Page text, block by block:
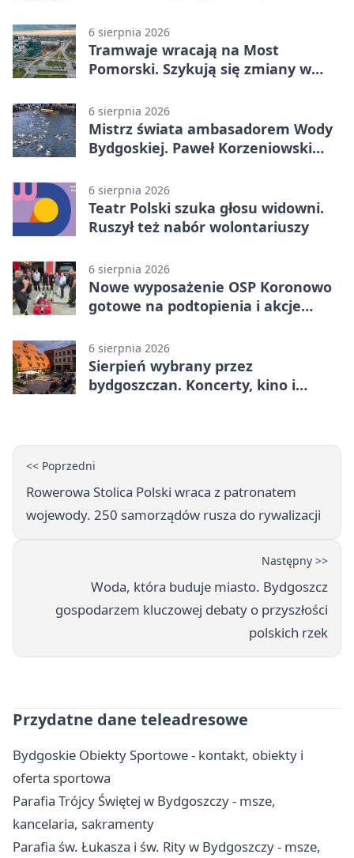
6 sierpnia 2026
Tramwaje wracają na Most
Pomorski. Szykują się zmiany w
6 sierpnia 2026
Mistrz świata ambasadorem Wody
Bydgoskiej. Paweł Korzeniowski
6 sierpnia 2026
Teatr Polski szuka głosu widowni.
Ruszył też nabór wolontariuszy
6 sierpnia 2026
Nowe wyposażenie OSP Koronowo
gotowe na podtopienia i akcje
6 sierpnia 2026
Sierpień wybrany przez
bydgoszczan. Koncerty, kino i
<< Poprzedni
Rowerowa Stolica Polski wraca z patronatem
wojewody. 250 samorządów rusza do rywalizacji
Następny >>
Woda, która buduje miasto. Bydgoszcz
gospodarzem kluczowej debaty o przyszłości
polskich rzek
Przydatne dane teleadresowe
Bydgoskie Obiekty Sportowe - kontakt, obiekty i
oferta sportowa
Parafia Trójcy Świętej w Bydgoszczy - msze,
kancelaria, sakramenty
Parafia św. Łukasza i św. Rity w Bydgoszczy - msze,